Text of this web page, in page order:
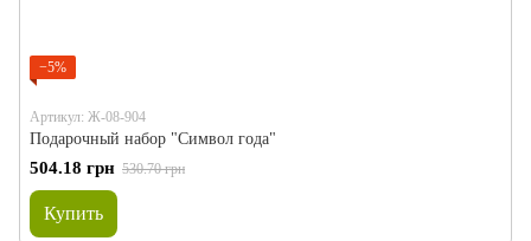
−5%
Артикул: Ж-08-904
Подарочный набор "Символ года"
504.18 грн 530.70 грн
Купить